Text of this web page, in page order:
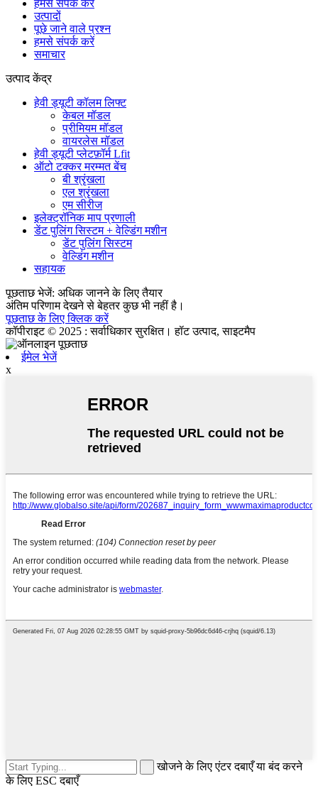
हमसे संपर्क करें
उत्पादों
पूछे जाने वाले प्रश्न
हमसे संपर्क करें
समाचार
उत्पाद केंद्र
हेवी ड्यूटी कॉलम लिफ्ट
केबल मॉडल
प्रीमियम मॉडल
वायरलेस मॉडल
हेवी ड्यूटी प्लेटफ़ॉर्म Lfit
ऑटो टक्कर मरम्मत बेंच
बी श्रृंखला
एल श्रृंखला
एम सीरीज
इलेक्ट्रॉनिक माप प्रणाली
डेंट पुलिंग सिस्टम + वेल्डिंग मशीन
डेंट पुलिंग सिस्टम
वेल्डिंग मशीन
सहायक
पूछताछ भेजें: अधिक जानने के लिए तैयार
अंतिम परिणाम देखने से बेहतर कुछ भी नहीं है।
पूछताछ के लिए क्लिक करें
कॉपीराइट © 2025 : सर्वाधिकार सुरक्षित। हॉट उत्पाद, साइटमैप
ईमेल भेजें
x
खोजने के लिए एंटर दबाएँ या बंद करने
के लिए ESC दबाएँ